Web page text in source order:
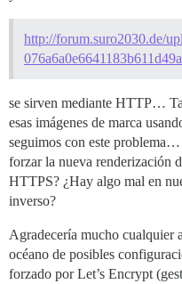
http://forum.suro2030.de/
se sirven mediante HTTP…
esas imágenes de marca
seguimos con este
forzar la nueva renderización
HTTPS? ¿Hay algo mal en
inverso?
Agradecería mucho cualquier
océano de posibles
forzado por Let’s Encrypt